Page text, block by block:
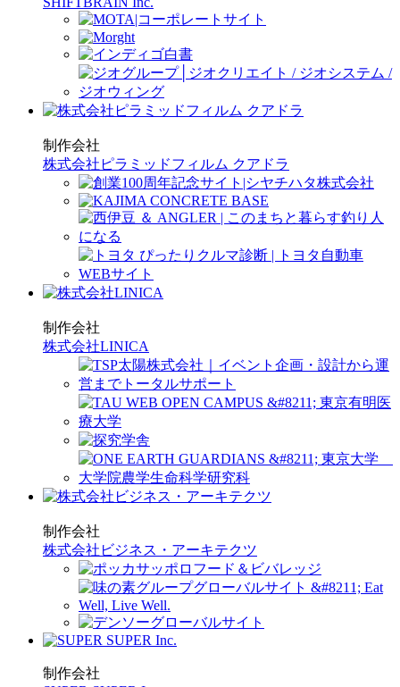
制作会社
株式会社ピラミッドフィルム クアドラ
制作会社
株式会社LINICA
制作会社
株式会社ビジネス・アーキテクツ
制作会社